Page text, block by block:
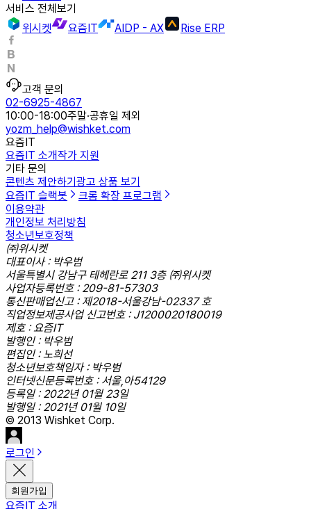
서비스 전체보기
위시켓
요즘IT AIDP - AX Rise ERP
고객 문의
02-6925-4867
10:00-18:00주말·공휴일 제외
yozm_help@wishket.com
요즘IT
요즘IT 소개작가 지원
기타 문의
콘텐츠 제안하기 광고 상품 보기
요즘IT 슬랙봇
크롬 확장 프로그램
이용약관
개인정보 처리방침
청소년보호정책
㈜위시켓
대표이사 : 박우범
서울특별시 강남구 테헤란로 211 3층 ㈜위시켓
사업자등록번호 : 209-81-57303
통신판매업신고 : 제2018-서울강남-02337 호
직업정보제공사업 신고번호 : J1200020180019
제호 : 요즘IT
발행인 : 박우범
편집인 : 노희선
청소년보호책임자 : 박우범
인터넷신문등록번호 : 서울,아54129
등록일 : 2022년 01월 23일
발행일 : 2021년 01월 10일
© 2013 Wishket Corp.
로그인
회원가입
요즘IT 소개